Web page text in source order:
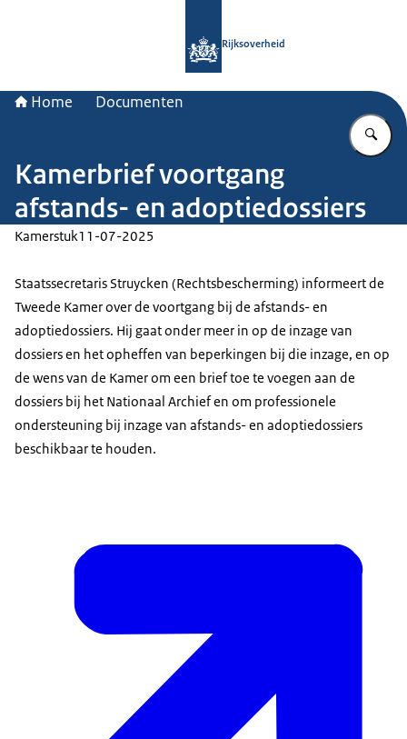
Rijksoverheid
Home Documenten
Kamerbrief voortgang
afstands- en adoptiedossiers
Kamerstuk11-07-2025
Staatssecretaris Struycken (Rechtsbescherming) informeert de
Tweede Kamer over de voortgang bij de afstands- en
adoptiedossiers. Hij gaat onder meer in op de inzage van
dossiers en het opheffen van beperkingen bij die inzage, en op
de wens van de Kamer om een brief toe te voegen aan de
dossiers bij het Nationaal Archief en om professionele
ondersteuning bij inzage van afstands- en adoptiedossiers
beschikbaar te houden.